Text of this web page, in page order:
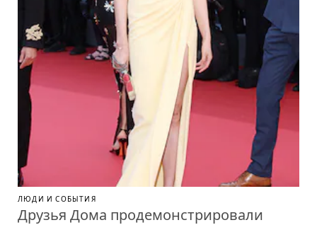
ЛЮДИ И СОБЫТИЯ
Друзья Дома продемонстрировали